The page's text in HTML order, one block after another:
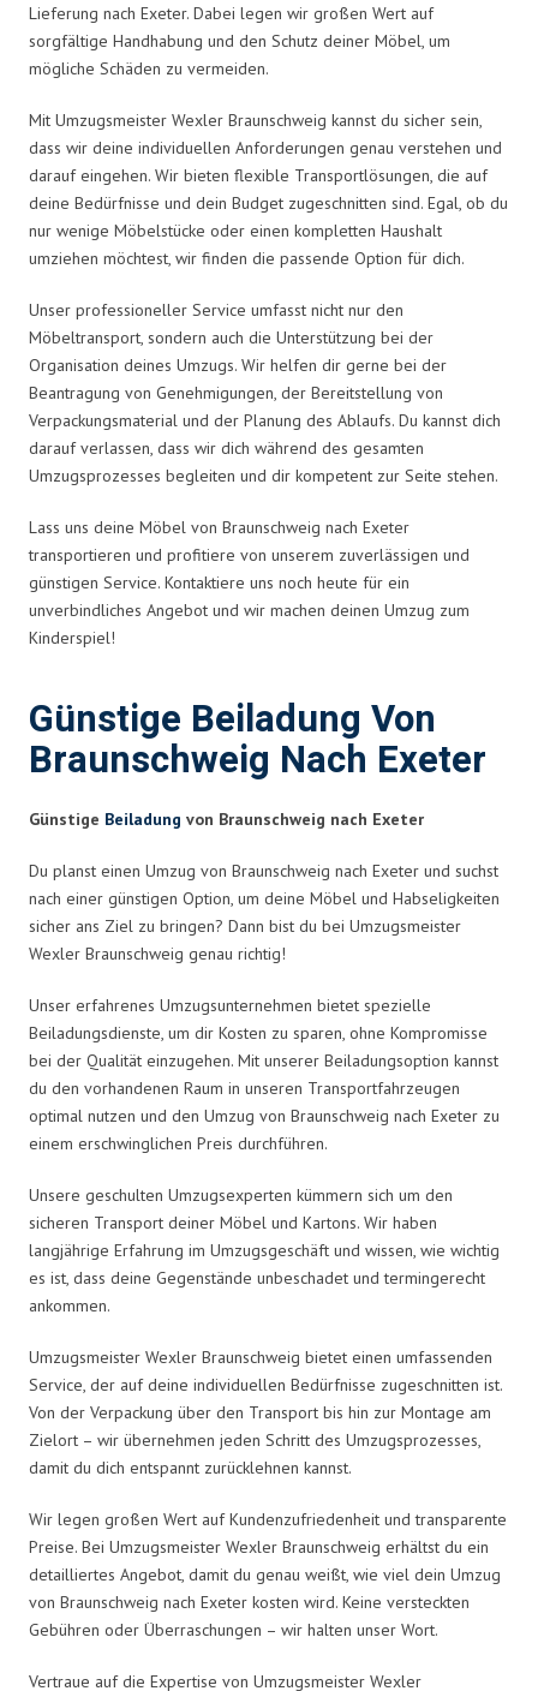
Lieferung nach Exeter. Dabei legen wir großen Wert auf
sorgfältige Handhabung und den Schutz deiner Möbel, um
mögliche Schäden zu vermeiden.
Mit Umzugsmeister Wexler Braunschweig kannst du sicher sein,
dass wir deine individuellen Anforderungen genau verstehen und
darauf eingehen. Wir bieten flexible Transportlösungen, die auf
deine Bedürfnisse und dein Budget zugeschnitten sind. Egal, ob du
nur wenige Möbelstücke oder einen kompletten Haushalt
umziehen möchtest, wir finden die passende Option für dich.
Unser professioneller Service umfasst nicht nur den
Möbeltransport, sondern auch die Unterstützung bei der
Organisation deines Umzugs. Wir helfen dir gerne bei der
Beantragung von Genehmigungen, der Bereitstellung von
Verpackungsmaterial und der Planung des Ablaufs. Du kannst dich
darauf verlassen, dass wir dich während des gesamten
Umzugsprozesses begleiten und dir kompetent zur Seite stehen.
Lass uns deine Möbel von Braunschweig nach Exeter
transportieren und profitiere von unserem zuverlässigen und
günstigen Service. Kontaktiere uns noch heute für ein
unverbindliches Angebot und wir machen deinen Umzug zum
Kinderspiel!
Günstige Beiladung Von
Braunschweig Nach Exeter
Günstige Beiladung von Braunschweig nach Exeter
Du planst einen Umzug von Braunschweig nach Exeter und suchst
nach einer günstigen Option, um deine Möbel und Habseligkeiten
sicher ans Ziel zu bringen? Dann bist du bei Umzugsmeister
Wexler Braunschweig genau richtig!
Unser erfahrenes Umzugsunternehmen bietet spezielle
Beiladungsdienste, um dir Kosten zu sparen, ohne Kompromisse
bei der Qualität einzugehen. Mit unserer Beiladungsoption kannst
du den vorhandenen Raum in unseren Transportfahrzeugen
optimal nutzen und den Umzug von Braunschweig nach Exeter zu
einem erschwinglichen Preis durchführen.
Unsere geschulten Umzugsexperten kümmern sich um den
sicheren Transport deiner Möbel und Kartons. Wir haben
langjährige Erfahrung im Umzugsgeschäft und wissen, wie wichtig
es ist, dass deine Gegenstände unbeschadet und termingerecht
ankommen.
Umzugsmeister Wexler Braunschweig bietet einen umfassenden
Service, der auf deine individuellen Bedürfnisse zugeschnitten ist.
Von der Verpackung über den Transport bis hin zur Montage am
Zielort – wir übernehmen jeden Schritt des Umzugsprozesses,
damit du dich entspannt zurücklehnen kannst.
Wir legen großen Wert auf Kundenzufriedenheit und transparente
Preise. Bei Umzugsmeister Wexler Braunschweig erhältst du ein
detailliertes Angebot, damit du genau weißt, wie viel dein Umzug
von Braunschweig nach Exeter kosten wird. Keine versteckten
Gebühren oder Überraschungen – wir halten unser Wort.
Vertraue auf die Expertise von Umzugsmeister Wexler